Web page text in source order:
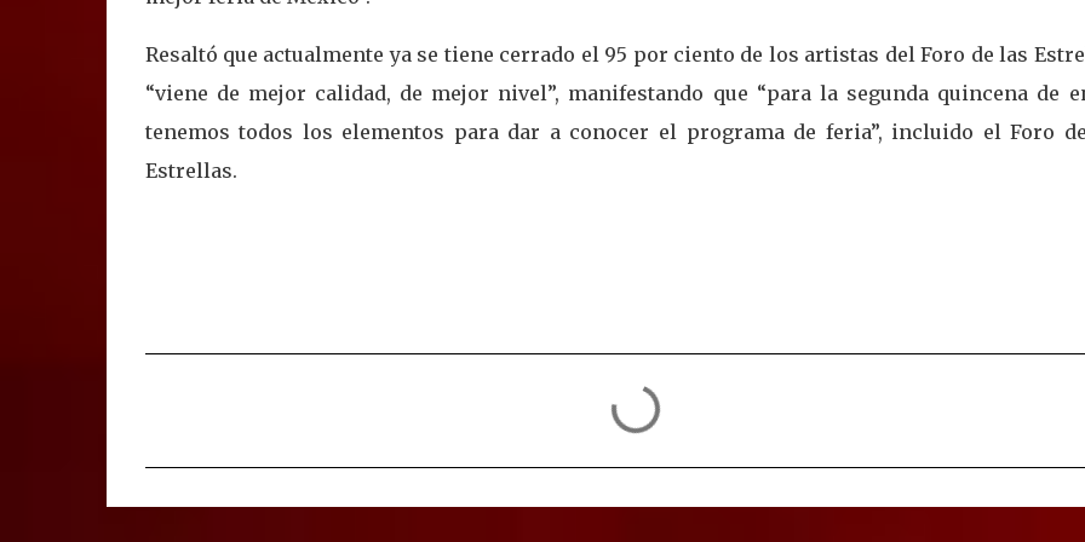
Resaltó que actualmente ya se tiene cerrado el 95 por ciento de los artistas del Foro de las
“viene de mejor calidad, de mejor nivel”, manifestando que “para la segunda quincena de
tenemos todos los elementos para dar a conocer el programa de feria”, incluido el Foro
Estrellas.